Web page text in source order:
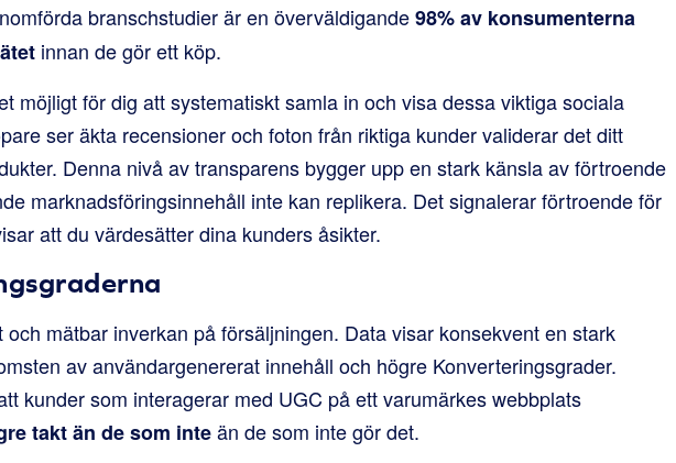
branschstudier är en överväldigande98% av konsumenterna
innan de gör ett köp.
möjligt för dig att systematiskt samla in och visa dessa viktiga sociala
ser äkta recensioner och foton från riktiga kunder validerar det ditt
Denna nivå av transparens bygger upp en stark känsla av förtroende
marknadsföringsinnehåll inte kan replikera. Det signalerar förtroende för
att du värdesätter dina kunders åsikter.
mätbar inverkan på försäljningen. Data visar konsekvent en stark
av användargenererat innehåll och högre Konverteringsgrader.
kunder som interagerar med UGC på ett varumärkes webbplats
takt än de som inteän de som inte gör det.